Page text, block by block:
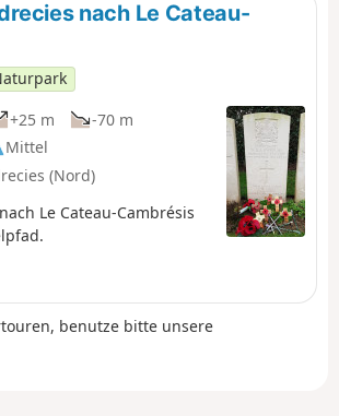
nach Le Cateau-
+25 m
-70 m
Mittel
(Nord)
Le Cateau-Cambrésis
benutze bitte unsere